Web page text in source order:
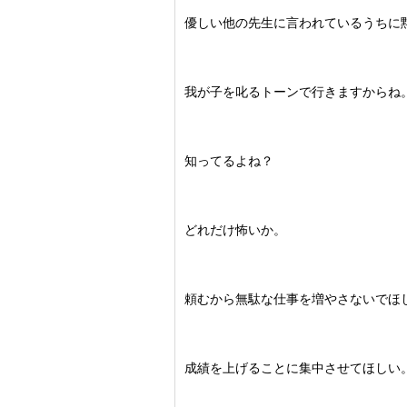
優しい他の先生に言われているうちに
我が子を叱るトーンで行きますからね。
知ってるよね？
どれだけ怖いか。
頼むから無駄な仕事を増やさないでほ
成績を上げることに集中させてほしい。